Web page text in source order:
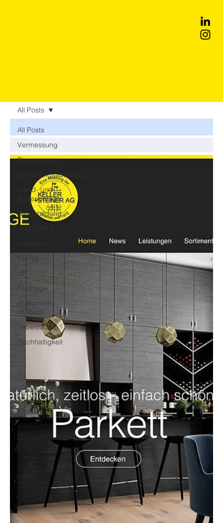
All Posts
Vermessung
Baugespanne
Zeichnungsabteilung
Wand- und
Bodenbeläge
Weiterbildung
Ausbildung
Events
HR
Feiertage
Willkommen
im Team
Lebenräume
Nachhaltigkeit
All Posts